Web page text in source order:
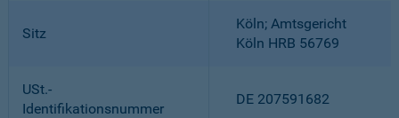
Sitz
Köln; Amtsgericht
Köln HRB 56769
USt.-
Identifikationsnummer
DE 207591682